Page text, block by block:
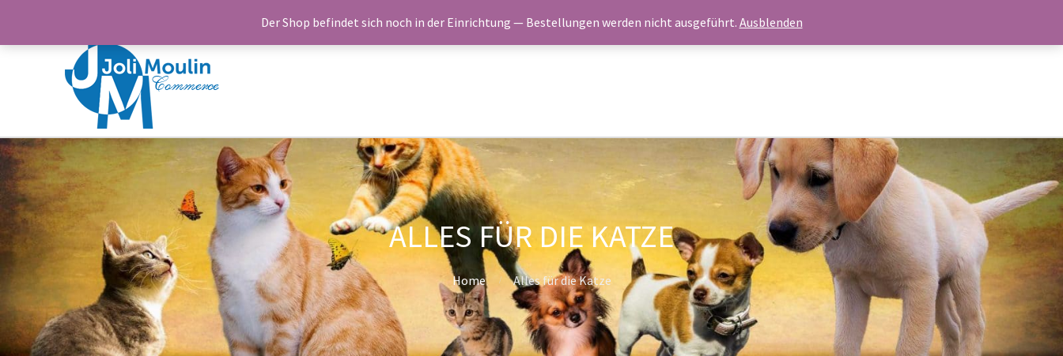
ALLES FÜR DIE KATZE
Home Alles für die Katze
Der Shop befindet sich noch in der Einrichtung — Bestellungen werden nicht ausgeführt. Ausblenden